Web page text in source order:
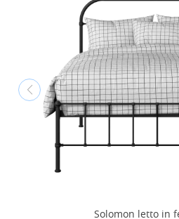
Solomon letto in